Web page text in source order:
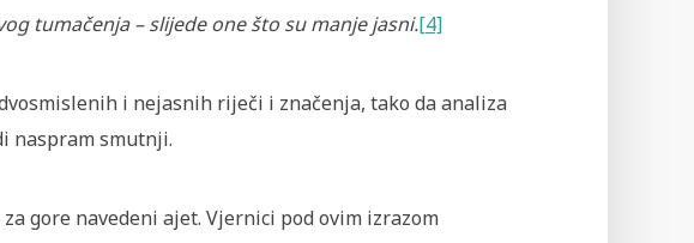
tumačenja – slijede one što su manje jasni.[4]
i nejasnih riječi i značenja, tako da analiza
naspram smutnji.
gore navedeni ajet. Vjernici pod ovim izrazom